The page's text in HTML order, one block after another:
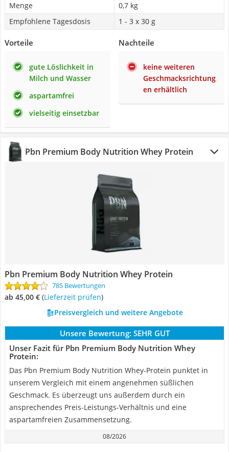
Menge
0,7 kg
Empfohlene Tagesdosis
1 - 3 x 30 g
Vorteile
gute Löslichkeit in
Milch und Wasser
aspartamfrei
vielseitig einsetzbar
Nachteile
keine weiteren
Geschmacksrichtung
en erhältlich
Pbn Premium Body Nutrition Whey Protein
Pbn Premium Body Nutrition Whey Protein
785 Bewertungen
ab 45,00 € (Lieferzeit prüfen)
Preisvergleich und weitere Angebote
Unsere Bewertung: SEHR GUT
Unser Fazit für Pbn Premium Body Nutrition Whey
Protein:
Das Pbn Premium Body Nutrition Whey-Protein punktet in
unserem Vergleich mit einem angenehmen süßlichen
Geschmack. Es überzeugt uns außerdem durch ein
ansprechendes Preis-Leistungs-Verhältnis und eine
aspartamfreien Zusammensetzung.
08/2026